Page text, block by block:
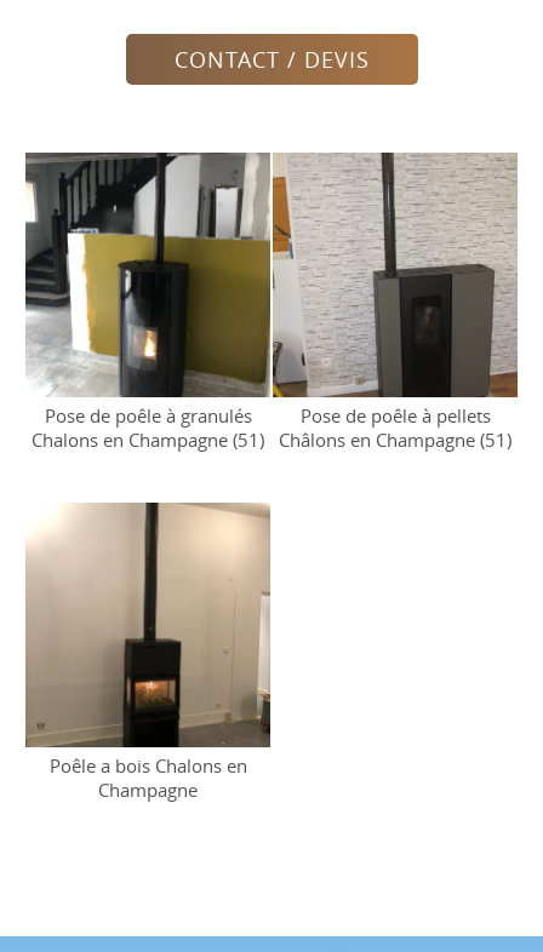
CONTACT / DEVIS
Pose de poêle à granulés
Chalons en Champagne (51)
Pose de poêle à pellets
Châlons en Champagne (51)
Poêle a bois Chalons en
Champagne